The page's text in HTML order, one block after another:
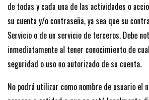
de todas y cada una de las actividades o
su cuenta y/o contraseña, ya sea que su
Servicio o de un servicio de terceros. Debe
inmediatamente al tener conocimiento de
seguridad o uso no autorizado de su cuenta.
No podrá utilizar como nombre de usuario el